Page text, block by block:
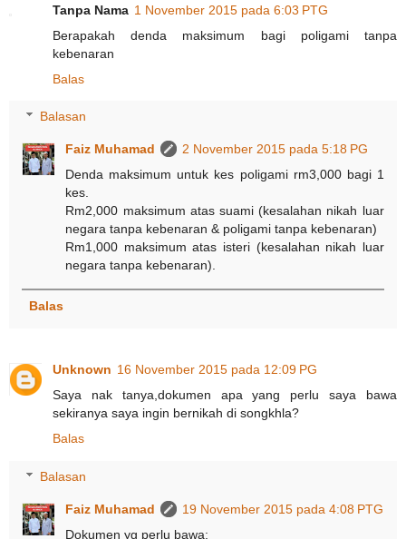
Tanpa Nama 1 November 2015 pada 6:03 PTG
Berapakah denda maksimum bagi poligami tanpa
kebenaran
Balas
Balasan
Faiz Muhamad
2 November 2015 pada 5:18 PG
Denda maksimum untuk kes poligami rm3,000 bagi 1
kes.
Rm2,000 maksimum atas suami (kesalahan nikah luar
negara tanpa kebenaran & poligami tanpa kebenaran)
Rm1,000 maksimum atas isteri (kesalahan nikah luar
negara tanpa kebenaran).
Balas
Unknown 16 November 2015 pada 12:09 PG
Saya nak tanya,dokumen apa yang perlu saya bawa
sekiranya saya ingin bernikah di songkhla?
Balas
Balasan
Faiz Muhamad
19 November 2015 pada 4:08 PTG
Dokumen yg perlu bawa: